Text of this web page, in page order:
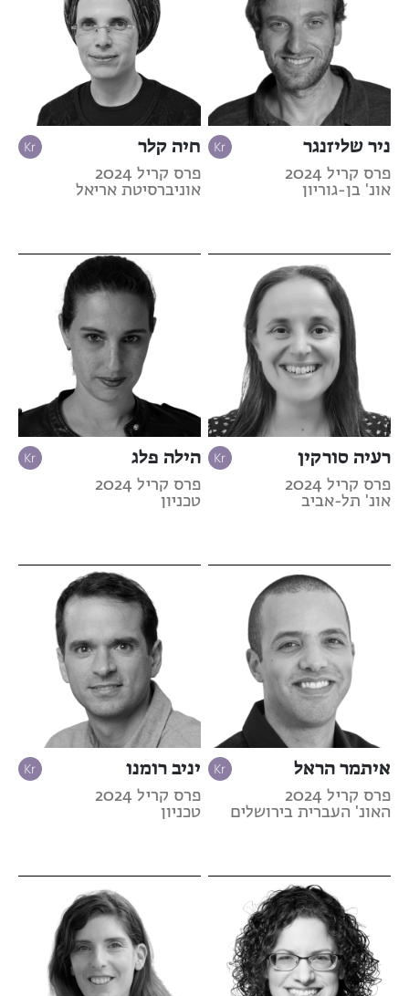
ניר שליזנגר
פרס קריל 2024
אונ' בן-גוריון
חיה קלר
פרס קריל 2024
אוניברסיטת אריאל
רעיה סורקין
פרס קריל 2024
אונ' תל-אביב
הילה פלג
פרס קריל 2024
טכניון
איתמר הראל
פרס קריל 2024
האונ' העברית בירושלים
יניב רומנו
פרס קריל 2024
טכניון